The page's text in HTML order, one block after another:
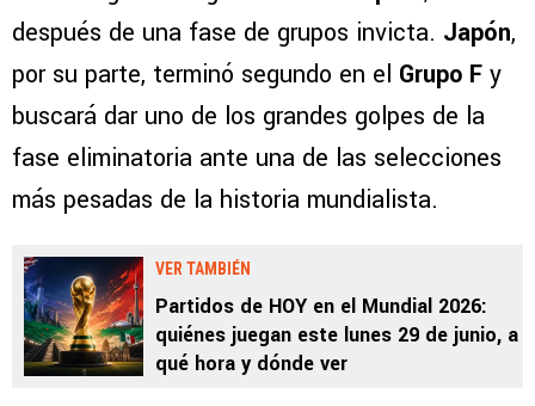
después de una fase de grupos invicta. Japón,
por su parte, terminó segundo en el Grupo F y
buscará dar uno de los grandes golpes de la
fase eliminatoria ante una de las selecciones
más pesadas de la historia mundialista.
VER TAMBIÉN
Partidos de HOY en el Mundial 2026:
quiénes juegan este lunes 29 de junio, a
qué hora y dónde ver